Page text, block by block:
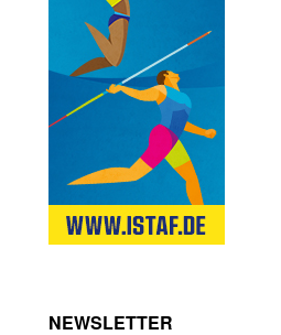
NEWSLETTER